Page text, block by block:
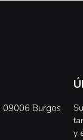
09006 Burgos
y